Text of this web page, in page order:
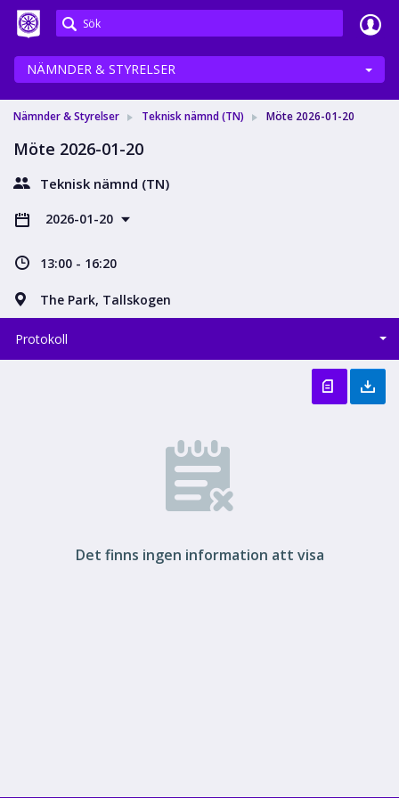
Meetings+
NÄMNDER & STYRELSER
Nämnder & Styrelser Teknisk nämnd (TN) Möte 2026-01-20
Möte 2026-01-20
Teknisk nämnd (TN)
2026-01-20
13:00 - 16:20
The Park, Tallskogen
Protokoll
Det finns ingen information att visa